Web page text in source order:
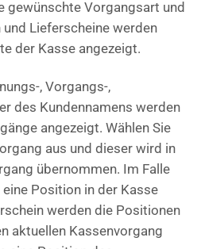
gewünschte Vorgangsart und
Lieferscheine werden
der Kasse angezeigt.
, Vorgangs-,
des Kundennamens werden
angezeigt. Wählen Sie
aus und dieser wird in
übernommen. Im Falle
Position in der Kasse
werden die Positionen
aktuellen Kassenvorgang